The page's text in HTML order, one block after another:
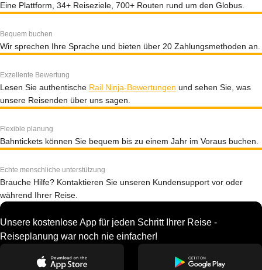
Eine Plattform, 34+ Reiseziele, 700+ Routen rund um den Globus.
Bequem buchen
Wir sprechen Ihre Sprache und bieten über 20 Zahlungsmethoden an.
Exzellente Bewertung
Lesen Sie authentische Rail Ninja-Bewertungen und sehen Sie, was
unsere Reisenden über uns sagen.
Flexible planung
Bahntickets können Sie bequem bis zu einem Jahr im Voraus buchen.
Echte menschliche unterstützung
Brauche Hilfe? Kontaktieren Sie unseren Kundensupport vor oder
während Ihrer Reise.
Unsere kostenlose App für jeden Schritt Ihrer Reise -
Reiseplanung war noch nie einfacher!